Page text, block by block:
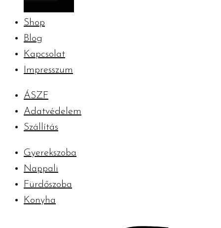
Shop
Blog
Kapcsolat
Impresszum
ÁSZF
Adatvédelem
Szállítás
Gyerekszoba
Nappali
Fürdőszoba
Konyha